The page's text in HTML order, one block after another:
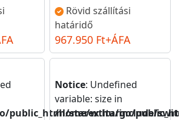
Rövid szállítási
határidő
967.950 Ft+ÁFA
public_html/starex.hu/include/
Notice: Undefined
variable: size in
/home/wtitargo/